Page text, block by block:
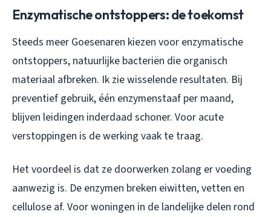
Enzymatische ontstoppers: de toekomst
Steeds meer Goesenaren kiezen voor enzymatische
ontstoppers, natuurlijke bacteriën die organisch
materiaal afbreken. Ik zie wisselende resultaten. Bij
preventief gebruik, één enzymenstaaf per maand,
blijven leidingen inderdaad schoner. Voor acute
verstoppingen is de werking vaak te traag.
Het voordeel is dat ze doorwerken zolang er voeding
aanwezig is. De enzymen breken eiwitten, vetten en
cellulose af. Voor woningen in de landelijke delen rond